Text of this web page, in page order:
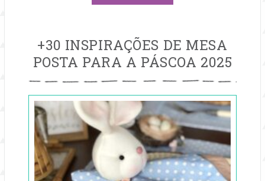
+30 INSPIRAÇÕES DE MESA
POSTA PARA A PÁSCOA 2025
Publicado
em
17
jan,
2025por
Entre
na